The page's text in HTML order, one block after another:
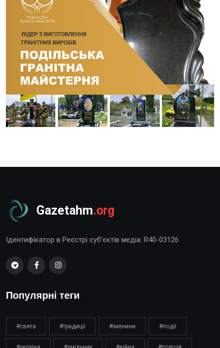
Gazetahm.org
Ідентифікатор в Реєстрі суб’єктів медіа: R40-03126
Популярні теги
#свята #традиції #іменини #події